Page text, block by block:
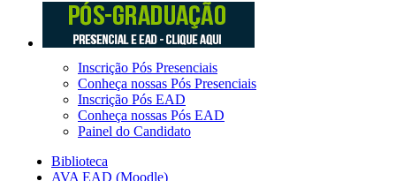
Inscrição Pós Presenciais
Conheça nossas Pós Presenciais
Inscrição Pós EAD
Conheça nossas Pós EAD
Painel do Candidato
Biblioteca
AVA EAD (Moodle)